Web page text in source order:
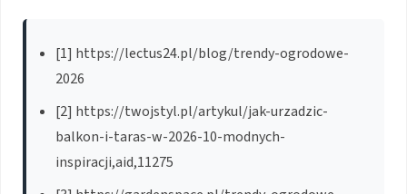
[1] https://lectus24.pl/blog/trendy-ogrodowe-
2026
[2] https://twojstyl.pl/artykul/jak-urzadzic-
balkon-i-taras-w-2026-10-modnych-
inspiracji,aid,11275